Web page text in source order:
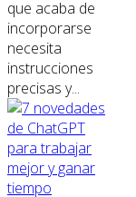
que acaba de
incorporarse
necesita
instrucciones
precisas y...